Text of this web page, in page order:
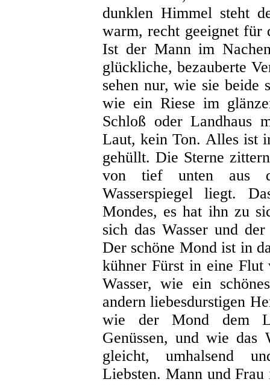
dunklen Himmel steht
warm, recht geeignet für
Ist der Mann im
glückliche, bezauberte
sehen nur, wie sie beide
wie ein Riese im
Schloß oder Landhaus
Laut, kein Ton. Alles ist
gehüllt. Die Sterne
von tief unten aus
Wasserspiegel liegt.
Mondes, es hat ihn zu
sich das Wasser und
Der schöne Mond ist in
kühner Fürst in eine
Wasser, wie ein
andern liebesdurstigen
wie der Mond dem
Genüssen, und wie das
gleicht, umhalsend
Liebsten. Mann und